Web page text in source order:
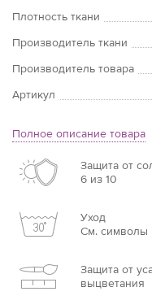
Плотность ткани
Производитель ткани
Производитель товара
Артикул
Полное описание товара
Защита от
6 из 10
Уход
См. символы
Защита от
выцветания